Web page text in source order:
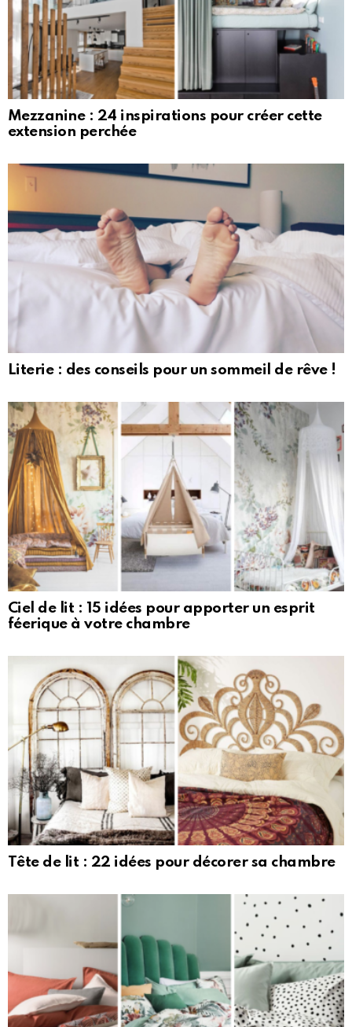
Mezzanine : 24 inspirations pour créer cette
extension perchée
Literie : des conseils pour un sommeil de rêve !
Ciel de lit : 15 idées pour apporter un esprit
féerique à votre chambre
Tête de lit : 22 idées pour décorer sa chambre